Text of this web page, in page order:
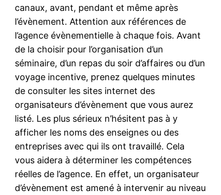
canaux, avant, pendant et même après
l’évènement. Attention aux références de
l’agence évènementielle à chaque fois. Avant
de la choisir pour l’organisation d’un
séminaire, d’un repas du soir d’affaires ou d’un
voyage incentive, prenez quelques minutes
de consulter les sites internet des
organisateurs d’évènement que vous aurez
listé. Les plus sérieux n’hésitent pas à y
afficher les noms des enseignes ou des
entreprises avec qui ils ont travaillé. Cela
vous aidera à déterminer les compétences
réelles de l’agence. En effet, un organisateur
d’évènement est amené à intervenir au niveau